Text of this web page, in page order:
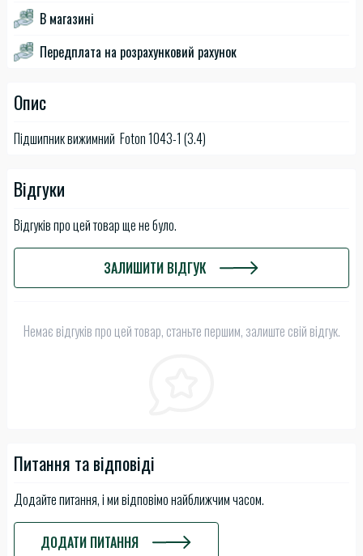
В магазині
Передплата на розрахунковий рахунок
Опис
Підшипник вижимний Foton 1043-1 (3.4)
Відгуки
Відгуків про цей товар ще не було.
ЗАЛИШИТИ ВІДГУК
Немає відгуків про цей товар, станьте першим, залиште свій відгук.
Питання та відповіді
Додайте питання, і ми відповімо найближчим часом.
ДОДАТИ ПИТАННЯ